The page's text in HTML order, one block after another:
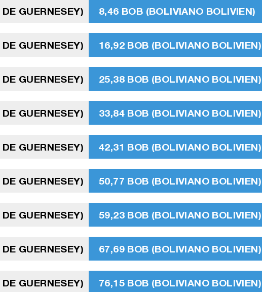
GUERNESEY) 8,46 BOB (BOLIVIANO BOLIVIEN)
GUERNESEY) 16,92 BOB (BOLIVIANO BOLIVIEN)
GUERNESEY) 25,38 BOB (BOLIVIANO BOLIVIEN)
GUERNESEY) 33,84 BOB (BOLIVIANO BOLIVIEN)
GUERNESEY) 42,31 BOB (BOLIVIANO BOLIVIEN)
GUERNESEY) 50,77 BOB (BOLIVIANO BOLIVIEN)
GUERNESEY) 59,23 BOB (BOLIVIANO BOLIVIEN)
GUERNESEY) 67,69 BOB (BOLIVIANO BOLIVIEN)
GUERNESEY) 76,15 BOB (BOLIVIANO BOLIVIEN)